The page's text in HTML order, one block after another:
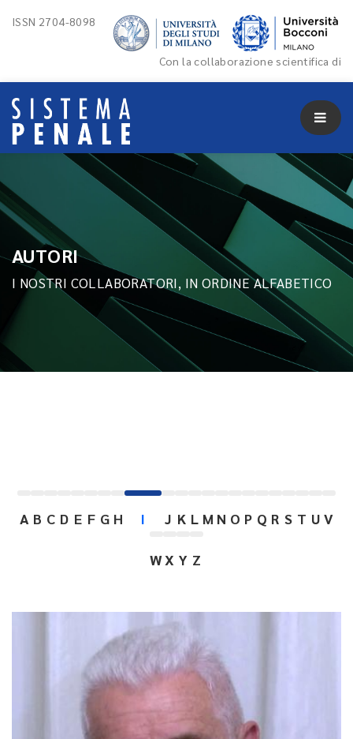
ISSN 2704-8098
Con la collaborazione scientifica di
AUTORI
I NOSTRI COLLABORATORI, IN ORDINE ALFABETICO
A B C D E F G H I J K L M N O P Q R S T U V
WX Y Z